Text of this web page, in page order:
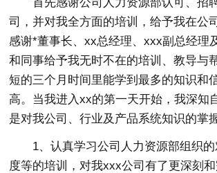
司，并对我全方面的培训，给予我在公
感谢*董事长、xx总经理、xxx副总经理
和同事给予我无时不在的培训、教导与
短的三个月时间里能学到最多的知识和
高。当我进入xx的第一天开始，我深知
是对我公司、行业及产品系统知识的掌握
1、认真学习公司人力资源部组织的
度等的培训，对我xxx公司有了更深刻和